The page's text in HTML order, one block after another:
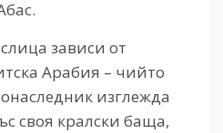
зависи от
Арабия – чийто
изглежда
своя кралски баща,